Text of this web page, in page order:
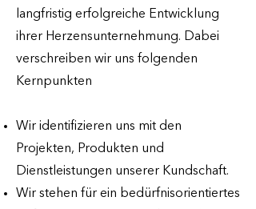
langfristig erfolgreiche Entwicklung
ihrer Herzensunternehmung. Dabei
verschreiben wir uns folgenden
Kernpunkten
Wir identifizieren uns mit den
Projekten, Produkten und
Dienstleistungen unserer Kundschaft.
Wir stehen für ein bedürfnisorientiertes